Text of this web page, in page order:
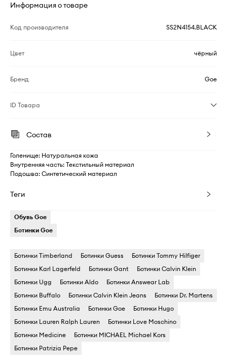
Информация о товаре
Код производителя SS2N4154.BLACK
Цвет чёрный
Бренд Goe
ID Товара
Состав
Голенище: Натуральная кожа
Внутренняя часть: Текстильный материал
Подошва: Синтетический материал
Теги
Обувь Goe
Ботинки Goe
Ботинки Timberland Ботинки Guess
Ботинки Tommy Hilfiger
Ботинки Karl Lagerfeld
Ботинки Gant
Ботинки Calvin Klein
Ботинки Ugg
Ботинки Aldo
Ботинки Answear Lab
Ботинки Buffalo
Ботинки Calvin Klein Jeans
Ботинки Dr. Martens
Ботинки Emu Australia
Ботинки Goe
Ботинки Hugo
Ботинки Lauren Ralph Lauren
Ботинки Love Moschino
Ботинки Medicine
Ботинки MICHAEL Michael Kors
Ботинки Patrizia Pepe